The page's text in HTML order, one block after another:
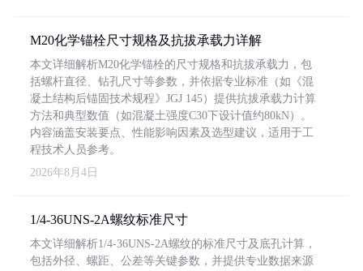
M20化学锚栓尺寸规格及抗拔承载力详解
本文详细解析M20化学锚栓的尺寸规格和抗拔承载力，包
括螺杆直径、钻孔尺寸等参数，并依据专业标准（如《混
凝土结构后锚固技术规程》JGJ 145）提供抗拔承载力计算
方法和典型数值（如混凝土强度C30下设计值约80kN）。
内容涵盖安装要点、性能影响因素及选型建议，适用于工
程技术人员参考。
2026年8月4日
1/4-36UNS-2A螺纹标准尺寸
本文详细解析1/4-36UNS-2A螺纹的标准尺寸及底孔计算，
包括外径、螺距、公差等关键参数，并提供专业数据来源